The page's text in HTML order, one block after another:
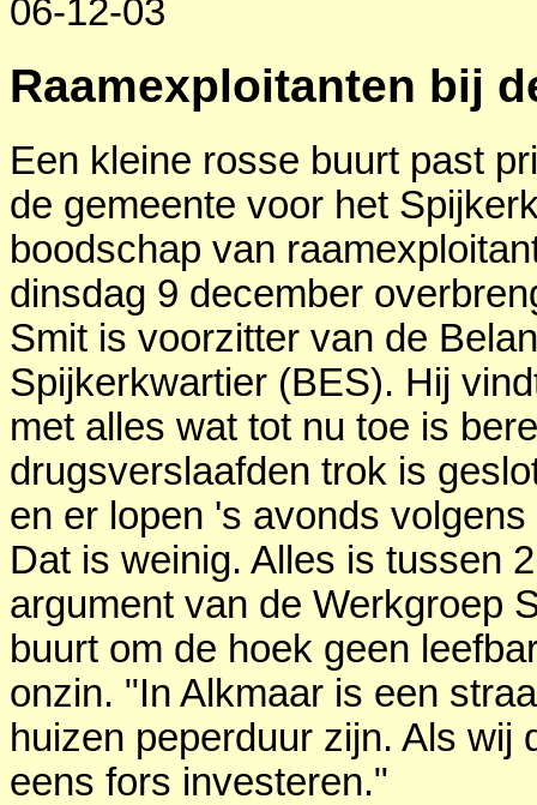
06-12-03
Raamexploitanten bij
Een kleine rosse buurt past
de gemeente voor het
boodschap van
dinsdag 9 december
Smit is voorzitter van de
Spijkerkwartier (BES). Hij
met alles wat tot nu toe is
drugsverslaafden trok is
en er lopen 's avonds
Dat is weinig. Alles is tussen
argument van de Werkgroep
buurt om de hoek geen
onzin. "In Alkmaar is een
huizen peperduur zijn. Als wij
eens fors investeren."